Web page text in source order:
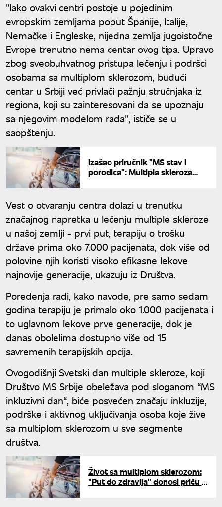
"Iako ovakvi centri postoje u pojedinim
evropskim zemljama poput Španije, Italije,
Nemačke i Engleske, nijedna zemlja jugoistočne
Evrope trenutno nema centar ovog tipa. Upravo
zbog sveobuhvatnog pristupa lečenju i podršci
osobama sa multiplom sklerozom, budući
centar u Srbiji već privlači pažnju stručnjaka iz
regiona, koji su zainteresovani da se upoznaju
sa njegovim modelom rada", ističe se u
saopštenju.
Izašao priručnik "MS stav i
porodica": Multipla skleroza
Vest o otvaranju centra dolazi u trenutku
značajnog napretka u lečenju multiple skleroze
u našoj zemlji - prvi put, terapiju o trošku
države prima oko 7.000 pacijenata, dok više od
polovine njih koristi visoko efikasne lekove
najnovije generacije, ukazuju iz Društva.
Poređenja radi, kako navode, pre samo sedam
godina terapiju je primalo oko 1.000 pacijenata i
to uglavnom lekove prve generacije, dok je
danas obolelima dostupno više od 15
savremenih terapijskih opcija.
Ovogodišnji Svetski dan multiple skleroze, koji
Društvo MS Srbije obeležava pod sloganom “MS
inkluzivni dan“, biće posvećen značaju inkluzije,
podrške i aktivnog uključivanja osoba koje žive
sa multiplom sklerozom u sve segmente
društva.
Život sa multiplom sklerozom:
"Put do zdravlja" donosi priču o